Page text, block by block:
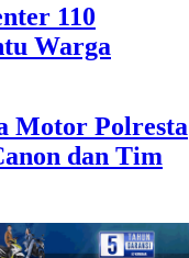
110
Warga
Motor Polresta
dan Tim